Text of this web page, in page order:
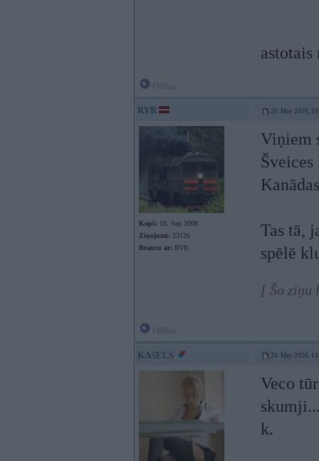
RVR 20. May 2026,
Kopš: 18. Sep 2008
Ziņojumi: 23126
Braucu ar: RVR
Viņiem
Tas tā,
spēlē
[ Šo ziņu
KASELS 20. May 2026,
Veco
k.